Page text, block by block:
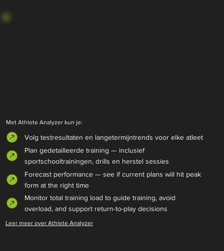
Met Athlete Analyzer kun je:
Volg testresultaten en langetermijntrends voor elke atleet
Plan gedetailleerde training — inclusief
sportschooltrainingen, drills en herstel sessies
Forecast performance — see if current plans will hit peak
form at the right time
Monitor total training load to guide training, avoid
overload, and support return-to-play decisions
Leer meer over Athlete Analyzer